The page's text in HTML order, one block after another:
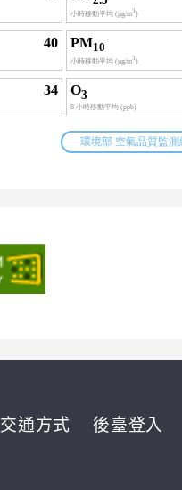
交通方式 後臺登入